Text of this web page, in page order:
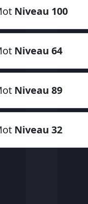
Niveau 100
Niveau 64
Niveau 89
Niveau 32